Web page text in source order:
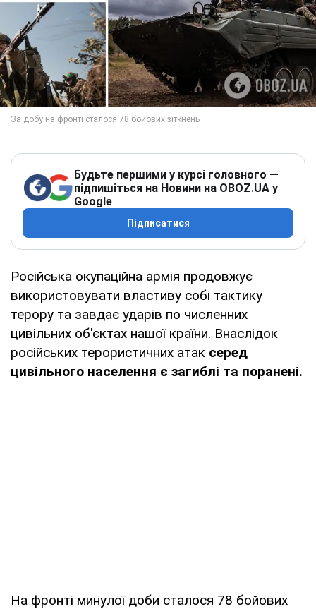
Будьте першими у курсі головного —
підпишіться на Новини на OBOZ.UA у
Google
Підписатися
Російська окупаційна армія продовжує
використовувати властиву собі тактику
терору та завдає ударів по численних
цивільних об'єктах нашої країни. Внаслідок
російських терористичних атак серед
цивільного населення є загиблі та поранені.
На фронті минулої доби сталося 78 бойових